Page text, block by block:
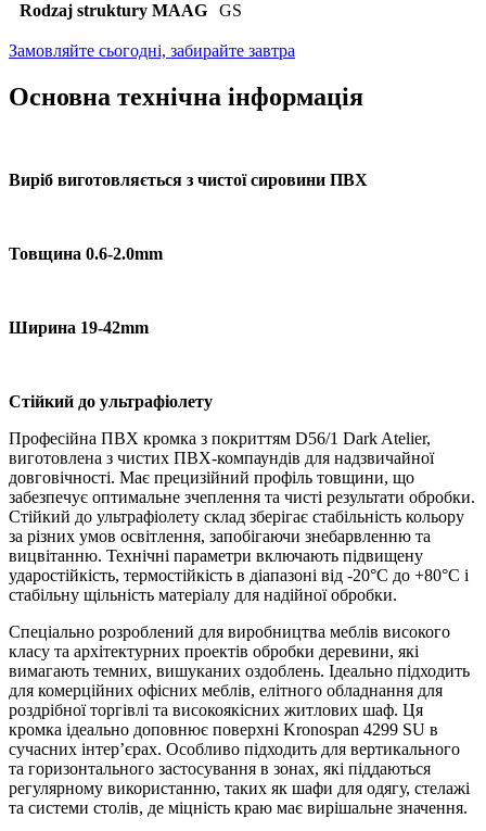
Rodzaj struktury MAAG GS
Замовляйте сьогодні, забирайте завтра
Основна технічна інформація
Виріб виготовляється з чистої сировини ПВХ
Товщина 0.6-2.0mm
Ширина 19-42mm
Стійкий до ультрафіолету
Професійна ПВХ кромка з покриттям D56/1 Dark Atelier,
виготовлена з чистих ПВХ-компаундів для надзвичайної
довговічності. Має прецизійний профіль товщини, що
забезпечує оптимальне зчеплення та чисті результати обробки.
Стійкий до ультрафіолету склад зберігає стабільність кольору
за різних умов освітлення, запобігаючи знебарвленню та
вицвітанню. Технічні параметри включають підвищену
ударостійкість, термостійкість в діапазоні від -20°C до +80°C і
стабільну щільність матеріалу для надійної обробки.
Спеціально розроблений для виробництва меблів високого
класу та архітектурних проектів обробки деревини, які
вимагають темних, вишуканих оздоблень. Ідеально підходить
для комерційних офісних меблів, елітного обладнання для
роздрібної торгівлі та високоякісних житлових шаф. Ця
кромка ідеально доповнює поверхні Kronospan 4299 SU в
сучасних інтер’єрах. Особливо підходить для вертикального
та горизонтального застосування в зонах, які піддаються
регулярному використанню, таких як шафи для одягу, стелажі
та системи столів, де міцність краю має вирішальне значення.